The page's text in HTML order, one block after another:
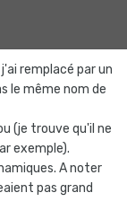
remplacé par un
le même nom de
(je trouve qu'il ne
exemple).
A noter
pas grand